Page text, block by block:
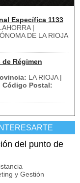
Específica 1133
|
DE LA RIOJA
Régimen
LA RIOJA |
Código Postal:
del punto de
y Gestión